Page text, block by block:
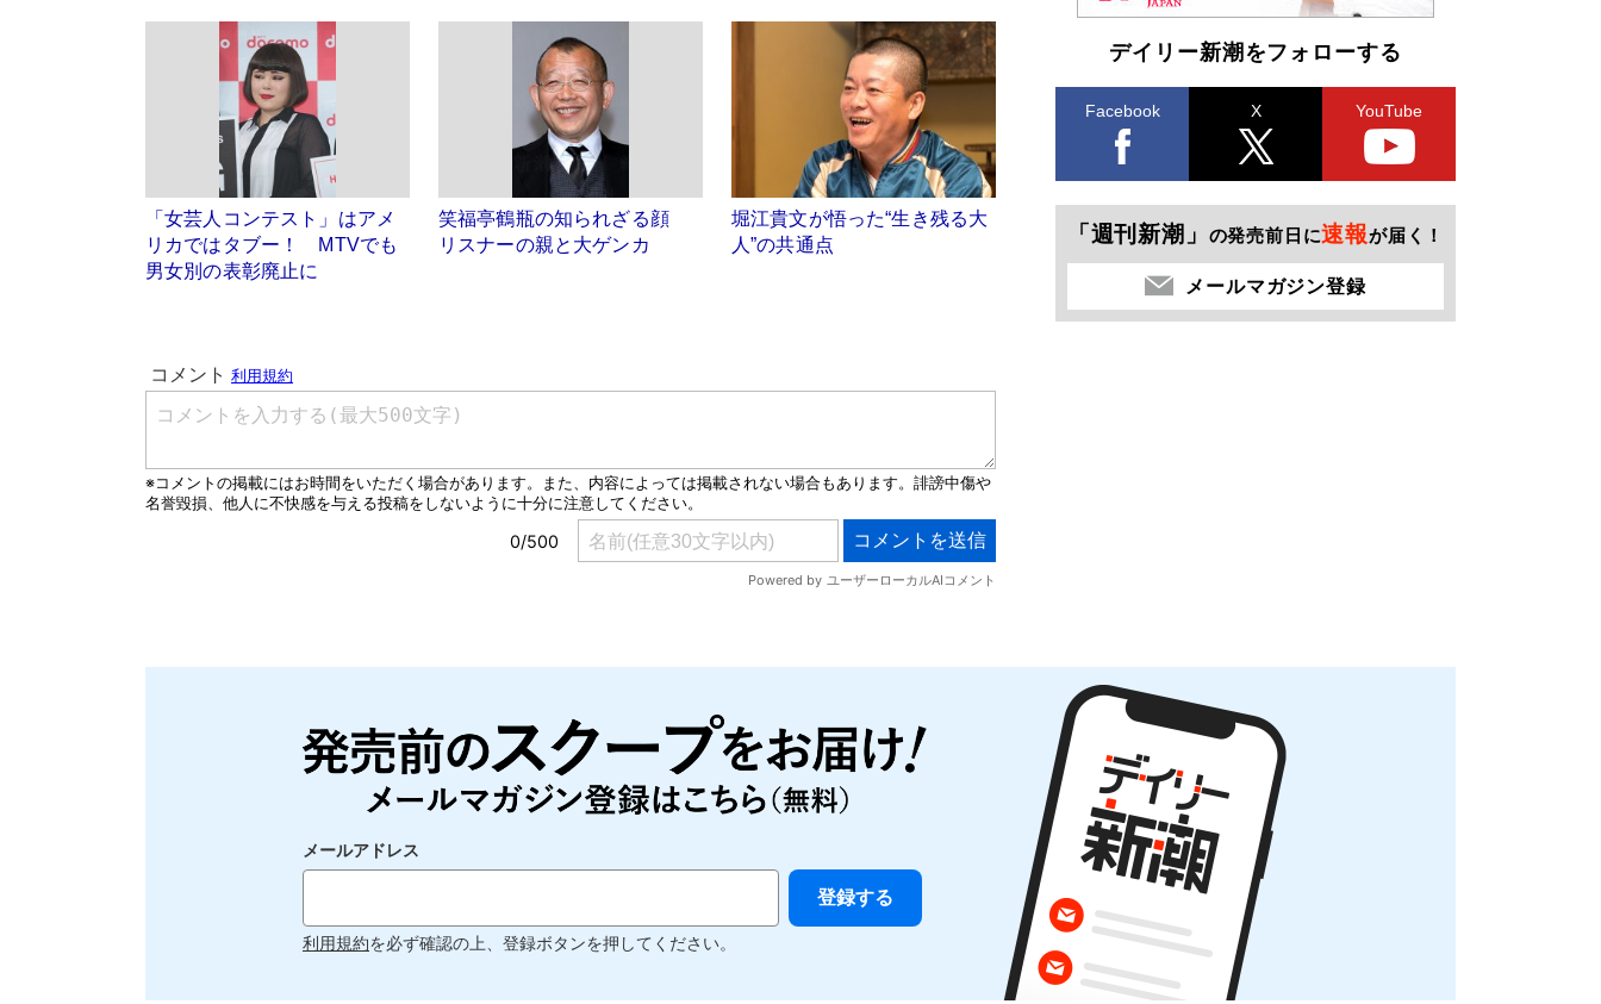
「女芸人コンテスト」はアメ
リカではタブー！ MTVでも
男女別の表彰廃止に
笑福亭鶴瓶の知られざる顔
リスナーの親と大ゲンカ
堀江貴文が悟った“生き残る大
人”の共通点
デイリー新潮をフォローする
Facebook X YouTube
「週刊新潮」 の発売前日に速報が届く！
メールマガジン登録
メールアドレス
利用規約を必ず確認の上、登録ボタンを押してください。